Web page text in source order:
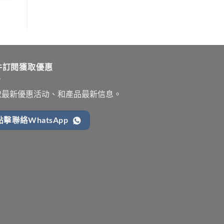
訂閱獲取優惠
新優惠活动、和產品最新信息。
擊聯絡WhatsApp